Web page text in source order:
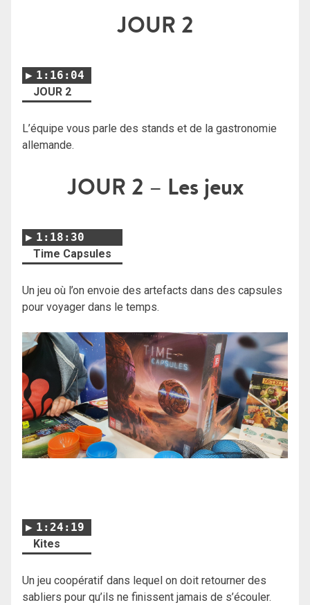
JOUR 2
1:16:04
JOUR 2
L’équipe vous parle des stands et de la gastronomie
allemande.
JOUR 2 – Les jeux
1:18:30
Time Capsules
Un jeu où l’on envoie des artefacts dans des capsules
pour voyager dans le temps.
1:24:19
Kites
Un jeu coopératif dans lequel on doit retourner des
sabliers pour qu’ils ne finissent jamais de s’écouler.